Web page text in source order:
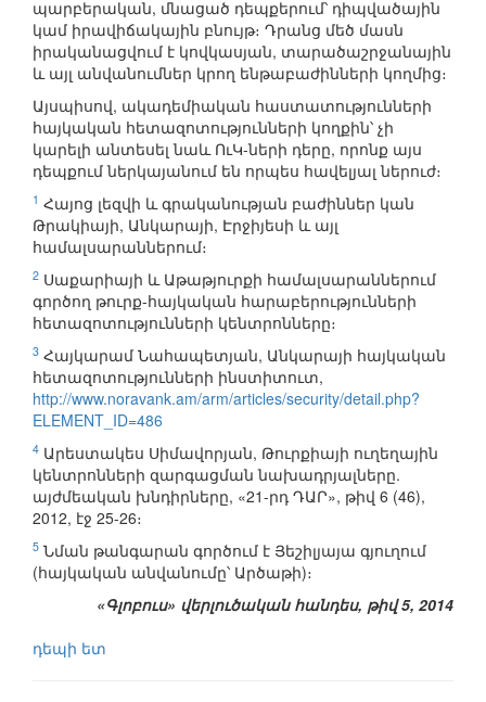
պարբերական, մնացած դեպքերում՝ դիպվածային
կամ իրավիճակային բնույթ։ Դրանց մեծ մասն
իրականացվում է կովկասյան, տարածաշրջանային
և այլ անվանումներ կրող ենթաբաժինների կողմից։
Այսպիսով, ակադեմիական հաստատությունների
հայկական հետազոտությունների կողքին՝ չի
կարելի անտեսել նաև ՈւԿ-ների դերը, որոնք այս
դեպքում ներկայանում են որպես հավելյալ ներուժ։
1 Հայոց լեզվի և գրականության բաժիններ կան
Թրակիայի, Անկարայի, Էրջիյեսի և այլ
համալսարաններում։
2 Սաքարիայի և Աթաթյուրքի համալսարաններում
գործող թուրք-հայկական հարաբերությունների
հետազոտությունների կենտրոնները։
3 Հայկարամ Նահապետյան, Անկարայի հայկական
հետազոտությունների ինստիտուտ,
http://www.noravank.am/arm/articles/security/detail.php?
ELEMENT_ID=486
4 Արեստակես Սիմավորյան, Թուրքիայի ուղեղային
կենտրոնների զարգացման նախադրյալները.
այժմեական խնդիրները, «21-րդ ԴԱՐ», թիվ 6 (46),
2012, էջ 25-26։
5 Նման թանգարան գործում է Յեշիլյայա գյուղում
(հայկական անվանումը՝ Արծաթի)։
«Գլոբուս» վերլուծական հանդես, թիվ 5, 2014
դեպի ետ